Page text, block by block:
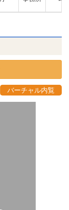
バーチャル内覧